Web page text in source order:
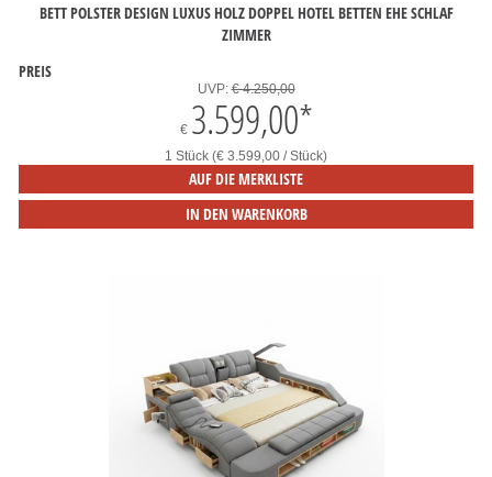
BETT POLSTER DESIGN LUXUS HOLZ DOPPEL HOTEL BETTEN EHE SCHLAF
ZIMMER
PREIS
UVP:€ 4.250,00
€ 3.599,00*
1 Stück (€ 3.599,00 / Stück)
AUF DIE MERKLISTE
IN DEN WARENKORB